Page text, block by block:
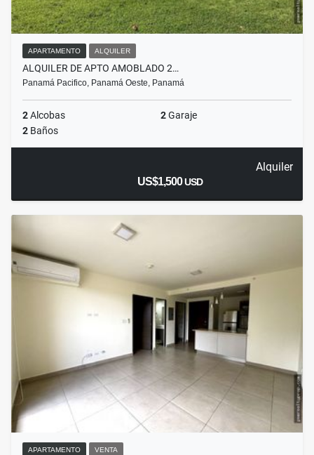
APARTAMENTO ALQUILER
ALQUILER DE APTO AMOBLADO 2…
Panamá Pacifico, Panamá Oeste, Panamá
2Alcobas 2Garaje
2 Baños
Alquiler
US$1,500USD
APARTAMENTO VENTA